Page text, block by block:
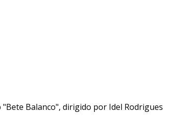
Balanco", dirigido por Idel Rodrigues